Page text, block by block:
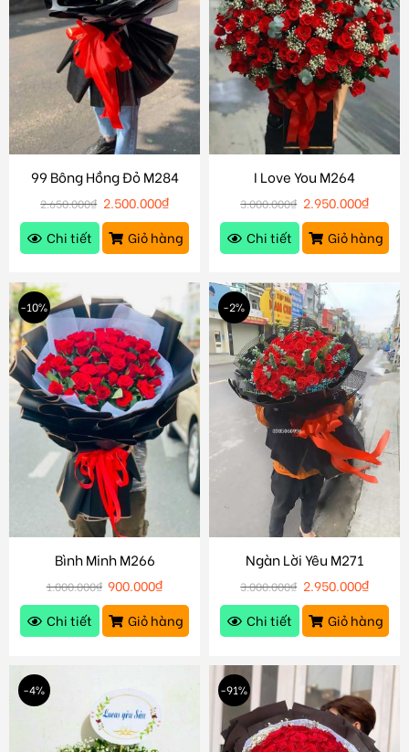
99 Bông Hồng Đỏ M284
2.650.000₫ 2.500.000₫
Chi tiết
Giỏ hàng
I Love You M264
3.000.000₫ 2.950.000₫
Chi tiết
Giỏ hàng
-10%
Bình Minh M266
1.000.000₫ 900.000₫
Chi tiết
Giỏ hàng
-2%
Ngàn Lời Yêu M271
3.000.000₫ 2.950.000₫
Chi tiết
Giỏ hàng
-4% -91%